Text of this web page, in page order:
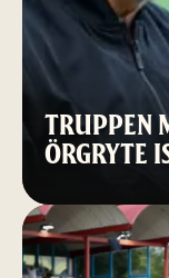
TRUPPEN
ÖRGRYTE